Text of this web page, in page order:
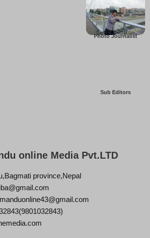
Photo Journalist
Som B. Lopchan
Sub Editors
online Media Pvt.LTD
province,Nepal